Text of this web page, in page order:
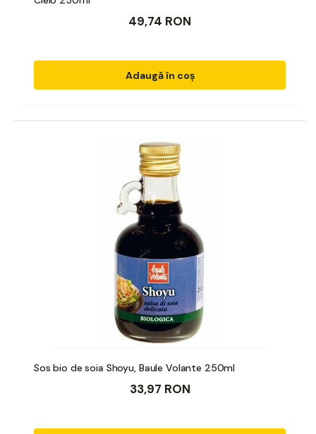
49,74 RON
Adaugă în coș
Sos bio de soia Shoyu, Baule Volante 250ml
33,97 RON